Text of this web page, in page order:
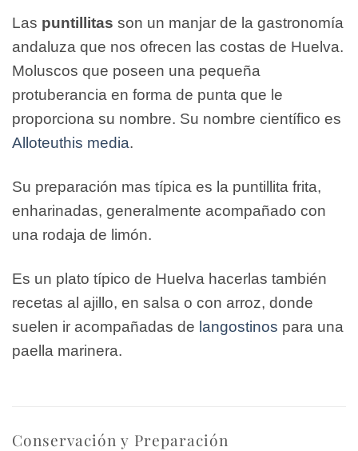
Las puntillitas son un manjar de la gastronomía
andaluza que nos ofrecen las costas de Huelva.
Moluscos que poseen una pequeña
protuberancia en forma de punta que le
proporciona su nombre. Su nombre científico es
Alloteuthis media.
Su preparación mas típica es la puntillita frita,
enharinadas, generalmente acompañado con
una rodaja de limón.
Es un plato típico de Huelva hacerlas también
recetas al ajillo, en salsa o con arroz, donde
suelen ir acompañadas de langostinos para una
paella marinera.
Conservación y Preparación